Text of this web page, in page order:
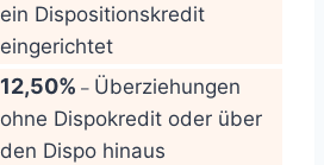
ein Dispositionskredit
eingerichtet
12,50% – Überziehungen
ohne Dispokredit oder über
den Dispo hinaus